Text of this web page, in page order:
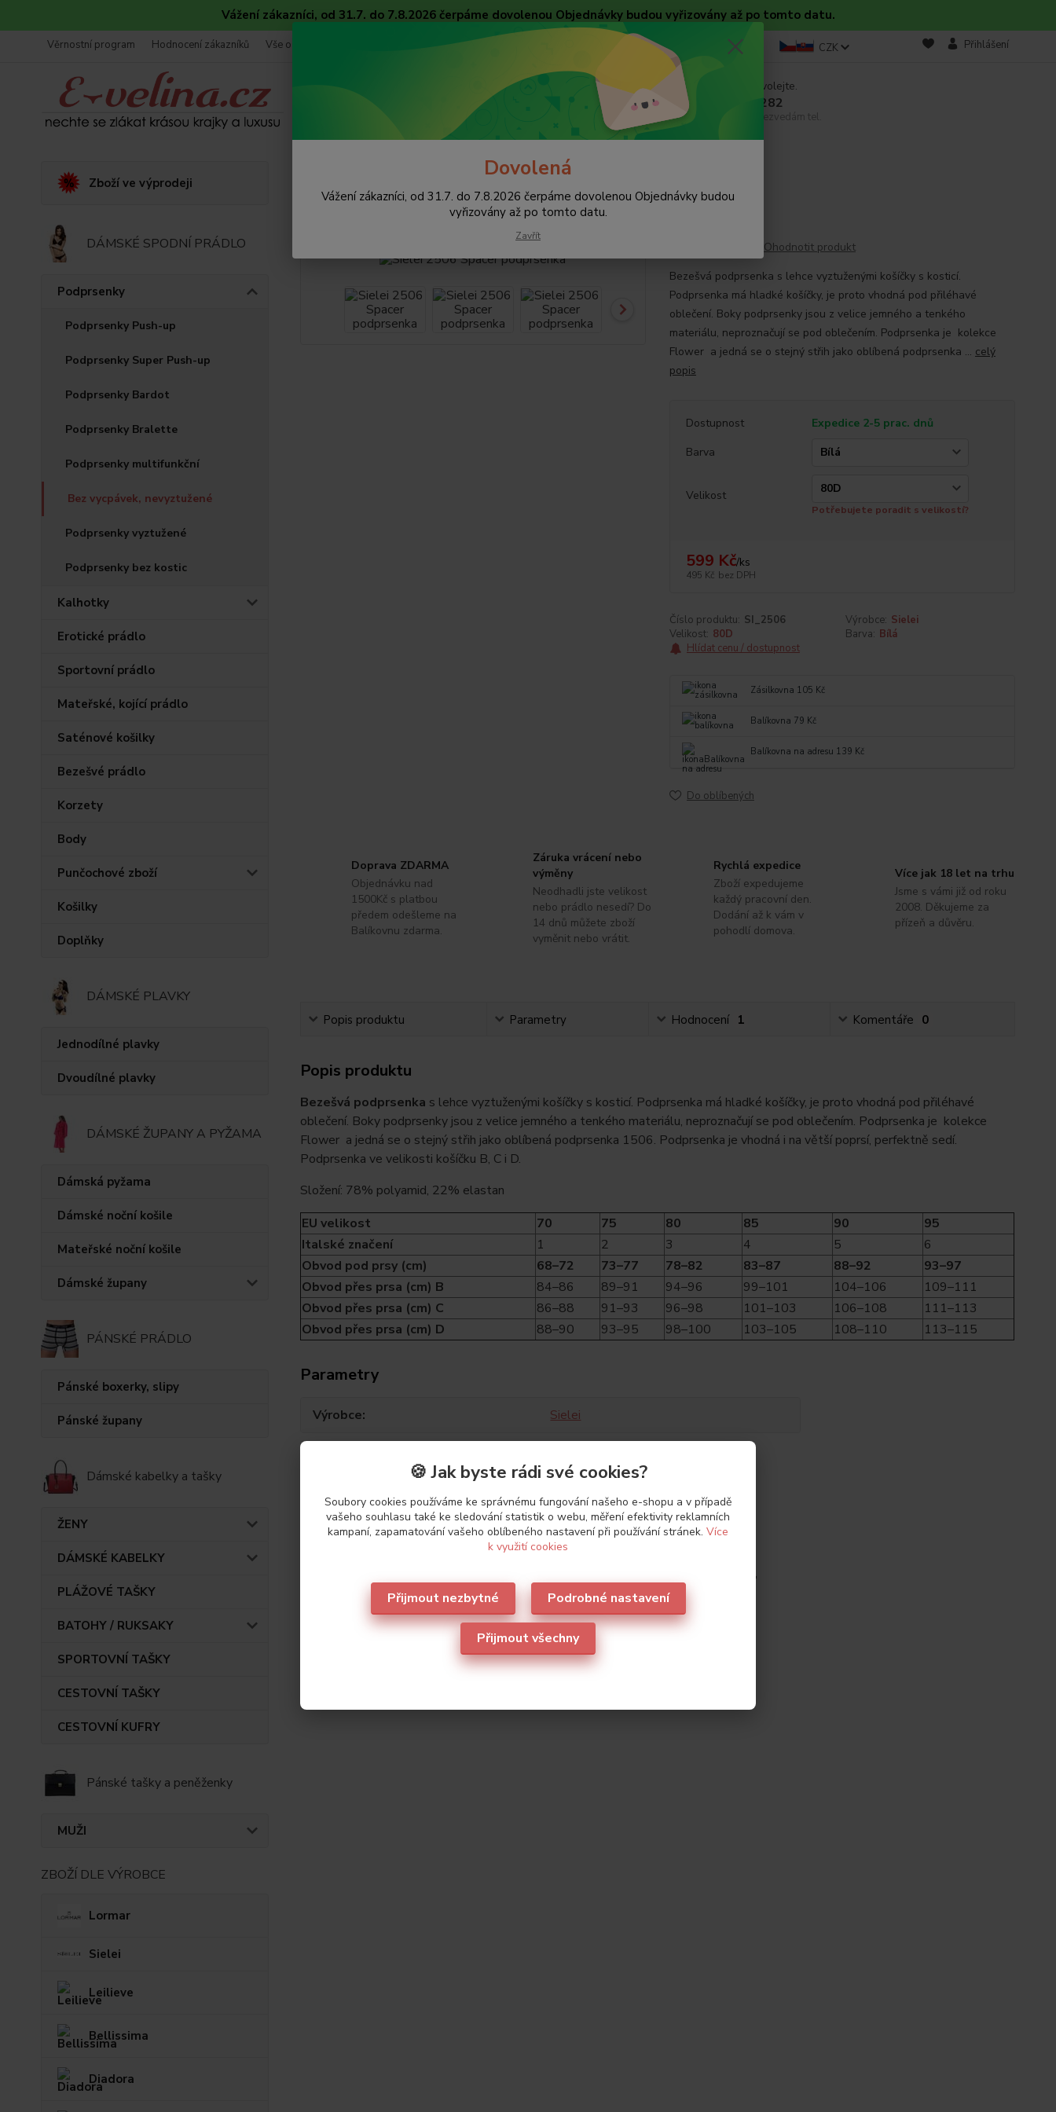
Vážení zákazníci, od 31.7. do 7.8.2026 čerpáme dovolenou Objednávky budou vyřizovány až po tomto datu.
Věrnostní program Hodnocení zákazníků Vše o nákupu Obchodní podmínky Tabulky velikostí Ochrana osobních údajů Blog CZK Přihlášení
Hledat
Nevíte si rady? Zavolejte.
+420 608 754 282
pište email, pokud nezvedám tel.
Zboží ve výprodeji
DÁMSKÉ SPODNÍ PRÁDLO
Podprsenky
Podprsenky Push-up
Podprsenky Super Push-up
Podprsenky Bardot
Podprsenky Bralette
Podprsenky multifunkční
Bez vycpávek, nevyztužené
Podprsenky vyztužené
Podprsenky bez kostic
Kalhotky
Erotické prádlo
Sportovní prádlo
Mateřské, kojící prádlo
Saténové košilky
Bezešvé prádlo
Korzety
Body
Punčochové zboží
Košilky
Doplňky
DÁMSKÉ PLAVKY
Jednodílné plavky
Dvoudílné plavky
DÁMSKÉ ŽUPANY A PYŽAMA
Dámská pyžama
Dámské noční košile
Mateřské noční košile
Dámské župany
PÁNSKÉ PRÁDLO
Pánské boxerky, slipy
Pánské župany
Dámské kabelky a tašky
ŽENY
DÁMSKÉ KABELKY
PLÁŽOVÉ TAŠKY
BATOHY / RUKSAKY
SPORTOVNÍ TAŠKY
CESTOVNÍ TAŠKY
CESTOVNÍ KUFRY
Pánské tašky a peněženky
MUŽI
ZBOŽÍ DLE VÝROBCE
Lormar
Sielei
Leilieve
Bellissima
Diadora
Bez vycpávek, nevyztužené Sielei 2506 Spacer podprsenka
Sielei 2506 Spacer podprsenka
Ohodnotit produkt
Bezešvá podprsenka s lehce vyztuženými košíčky s kosticí.
Podprsenka má hladké košíčky, je proto vhodná pod přiléhavé
oblečení. Boky podprsenky jsou z velice jemného a tenkého
materiálu, neproznačují se pod oblečením. Podprsenka je kolekce
Flower a jedná se o stejný střih jako oblíbená podprsenka ... celý
popis
Dostupnost
Expedice 2-5 prac. dnů
Barva
Velikost
Potřebujete poradit s velikostí?
599 Kč/ks
495 Kč bez DPH
Číslo produktu: SI_2506 Výrobce: Sielei
Velikost: 80D Barva: Bílá
Hlídat cenu / dostupnost
Zásilkovna 105 Kč
Balíkovna 79 Kč
Balíkovna na adresu 139 Kč
Do oblíbených
Doprava ZDARMA
Objednávku nad
1500Kč s platbou
předem odešleme na
Balíkovnu zdarma.
Záruka vrácení nebo
výměny
Neodhadli jste velikost
nebo prádlo nesedí? Do
14 dnů můžete zboží
vyměnit nebo vrátit.
Rychlá expedice
Zboží expedujeme
každý pracovní den.
Dodání až k vám v
pohodlí domova.
Více jak 18 let na trhu
Jsme s vámi již od roku
2008. Děkujeme za
přízeň a důvěru.
Popis produktu Parametry Hodnocení 1 Komentáře 0
Popis produktu
Bezešvá podprsenka s lehce vyztuženými košíčky s kosticí. Podprsenka má hladké košíčky, je proto vhodná pod přiléhavé
oblečení. Boky podprsenky jsou z velice jemného a tenkého materiálu, neproznačují se pod oblečením. Podprsenka je kolekce
Flower a jedná se o stejný střih jako oblíbená podprsenka 1506. Podprsenka je vhodná i na větší poprsí, perfektně sedí.
Podprsenka ve velikosti košíčku B, C i D.
Složení: 78% polyamid, 22% elastan
EU velikost
70 75 80 85 90
95
Italské značení
1 2 3 4 5
6
Obvod pod prsy (cm)
68–72 73–77 78–82 83–87 88–92
93–97
Obvod přes prsa (cm) B
84–86 89–91 94–96 99–101 104–106
109–111
Obvod přes prsa (cm) C
86–88 91–93 96–98 101–103 106–108
111–113
Obvod přes prsa (cm) D
88–90 93–95 98–100 103–105 108–110 113–115
Parametry
Výrobce Sielei
Zboží zařazeno v kategoriích
Bez vycpávek,
nevyztužené
Dovolená
Vážení zákazníci, od 31.7. do 7.8.2026 čerpáme dovolenou Objednávky budou
vyřizovány až po tomto datu.
Zavřít
🍪 Jak byste rádi své cookies?
Soubory cookies používáme ke správnému fungování našeho e-shopu a v případě
vašeho souhlasu také ke sledování statistik o webu, měření efektivity reklamních
kampaní, zapamatování vašeho oblíbeného nastavení při používání stránek. Více
k využití cookies
Přijmout nezbytné Podrobné nastavení
Přijmout všechny